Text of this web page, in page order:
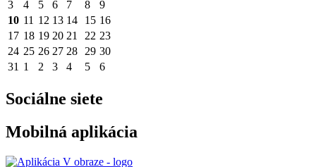
3
4 5 6 7 8
9
10 11 12 13 14 15 16
17 18 19 20 21 22 23
24 25 26 27 28 29 30
31 1 2 3 4 5 6
Sociálne siete
Mobilná aplikácia